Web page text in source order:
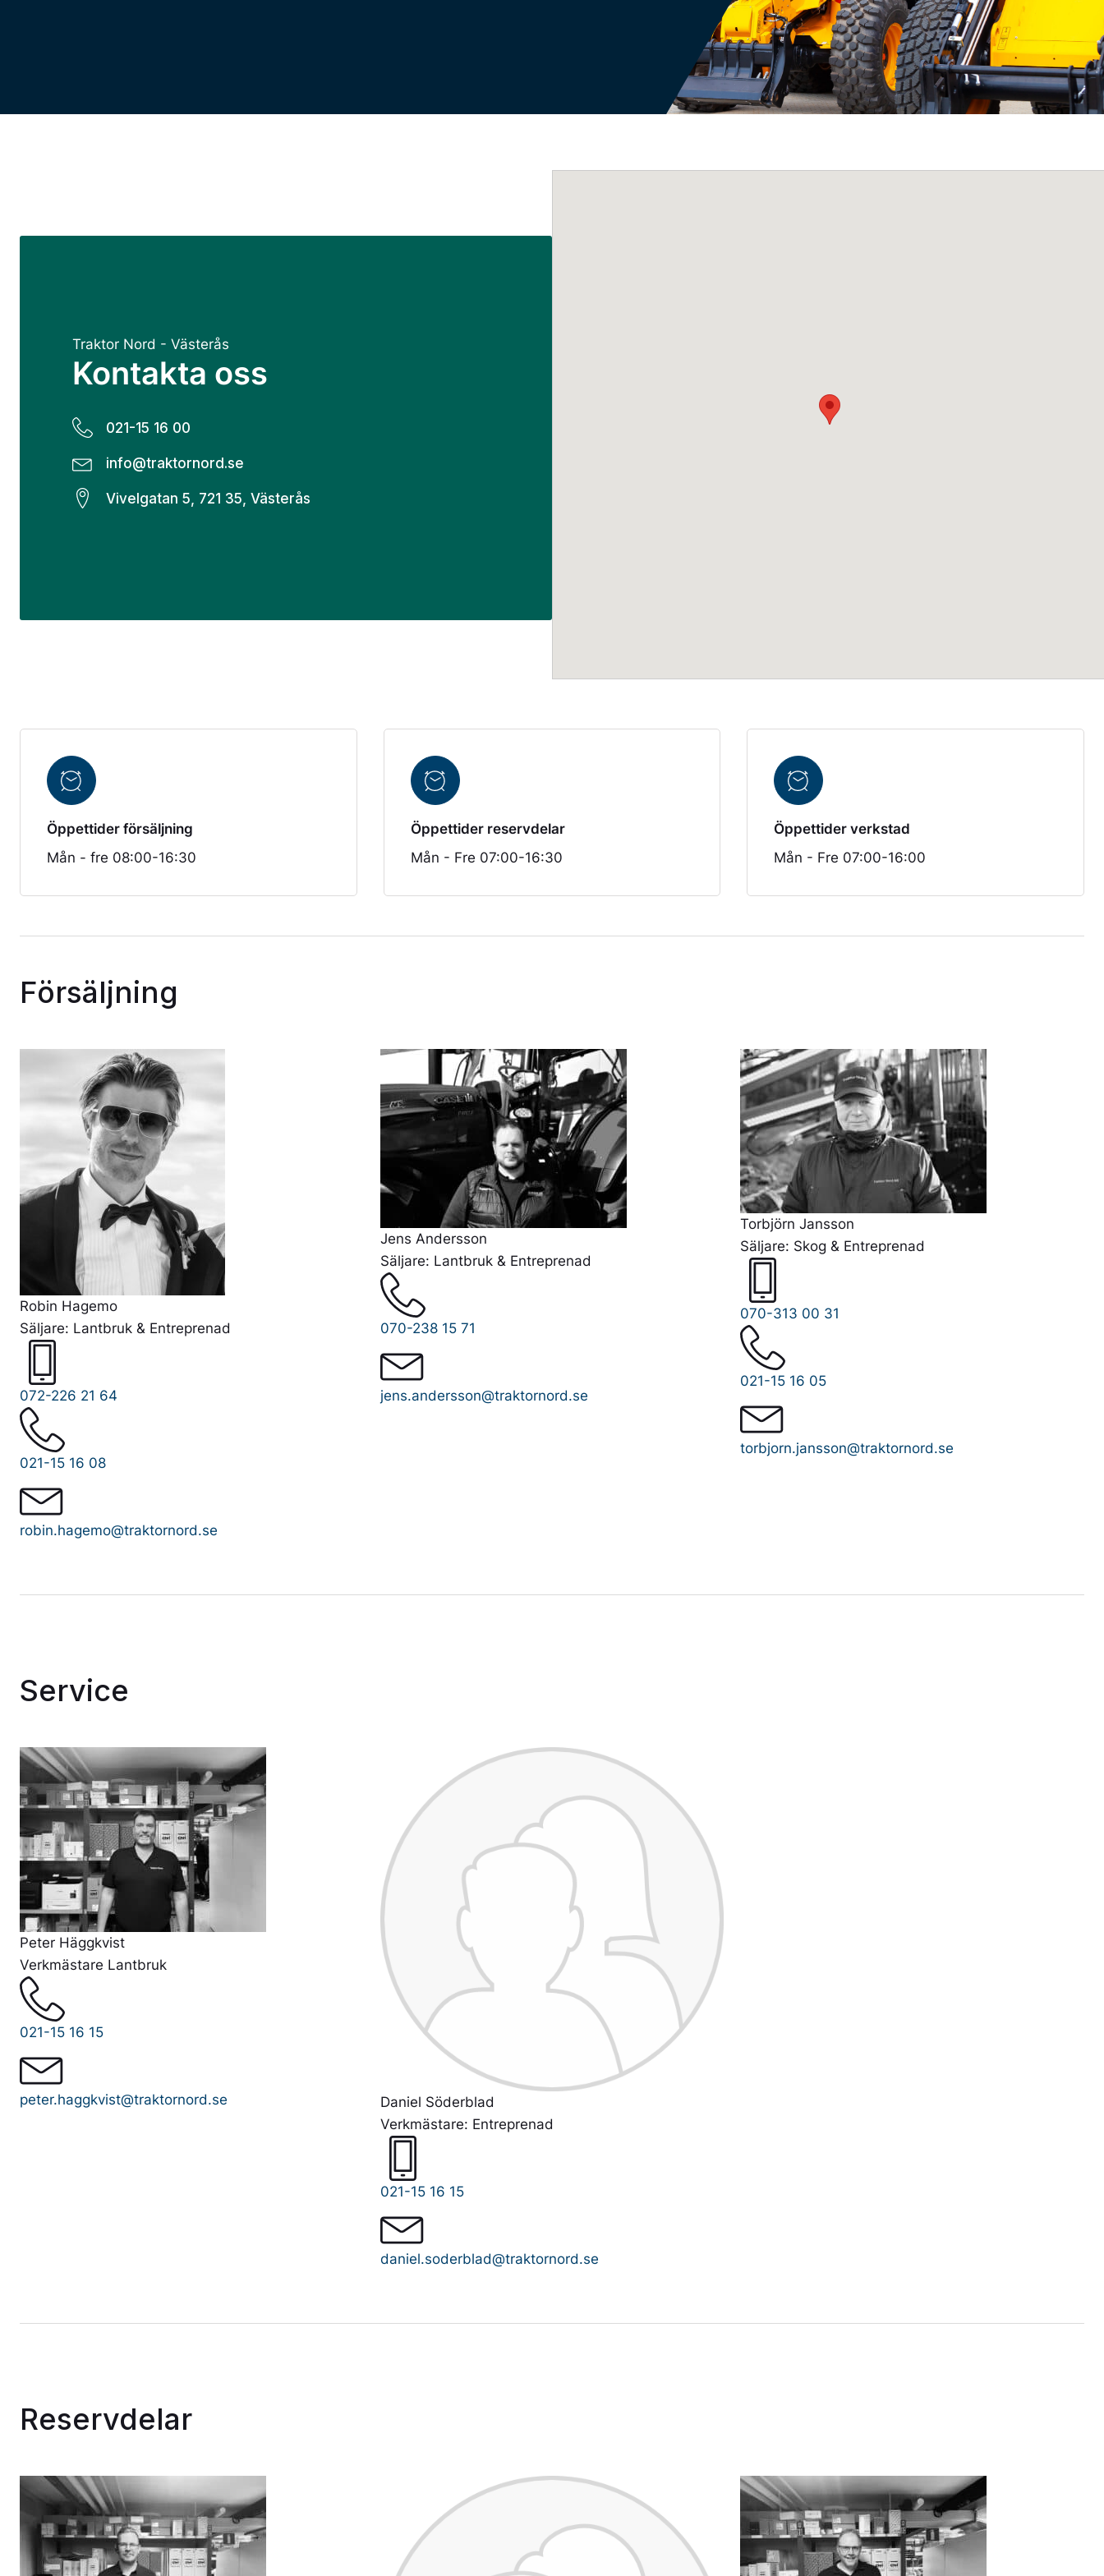
Perfekt kombination av kraft
och manövreringsförmåga
inom bygg, entreprenad och
lantbruk.
Palms ett världsledande
varumärke på både
skogsvagnar & skogskranar.
12Nästa →
Traktor Nord - Västerås
Kontakta oss
021-15 16 00
info@traktornord.se
Vivelgatan 5, 721 35, Västerås
Öppettider försäljning
Mån - fre 08:00-16:30
Öppettider reservdelar
Mån - Fre 07:00-16:30
Öppettider verkstad
Mån - Fre 07:00-16:00
Försäljning
Robin Hagemo
Säljare: Lantbruk & Entreprenad
072-226 21 64
021-15 16 08
robin.hagemo@traktornord.se
Jens Andersson
Säljare: Lantbruk & Entreprenad
070-238 15 71
jens.andersson@traktornord.se
Torbjörn Jansson
Säljare: Skog & Entreprenad
070-313 00 31
021-15 16 05
torbjorn.jansson@traktornord.se
Service
Peter Häggkvist
Verkmästare Lantbruk
021-15 16 15
peter.haggkvist@traktornord.se
Daniel Söderblad
Verkmästare: Entreprenad
021-15 16 15
daniel.soderblad@traktornord.se
Reservdelar